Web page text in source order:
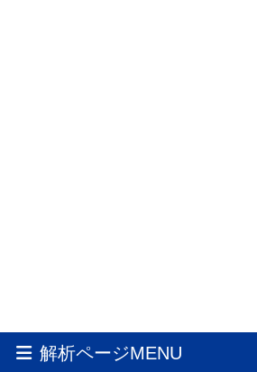
解析ページMENU